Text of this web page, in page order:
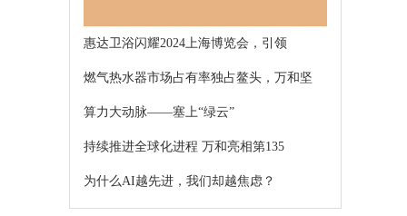
惠达卫浴闪耀2024上海博览会，引领
燃气热水器市场占有率独占鳌头，万和坚
算力大动脉——塞上“绿云”
持续推进全球化进程 万和亮相第135
为什么AI越先进，我们却越焦虑？